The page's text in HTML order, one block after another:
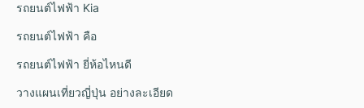
รถยนต์ไฟฟ้า Kia
รถยนต์ไฟฟ้า คือ
รถยนต์ไฟฟ้า ยี่ห้อไหนดี
วางแผนเที่ยวญี่ปุ่น อย่างละเอียด